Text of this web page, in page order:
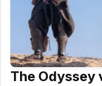
The Odyssey